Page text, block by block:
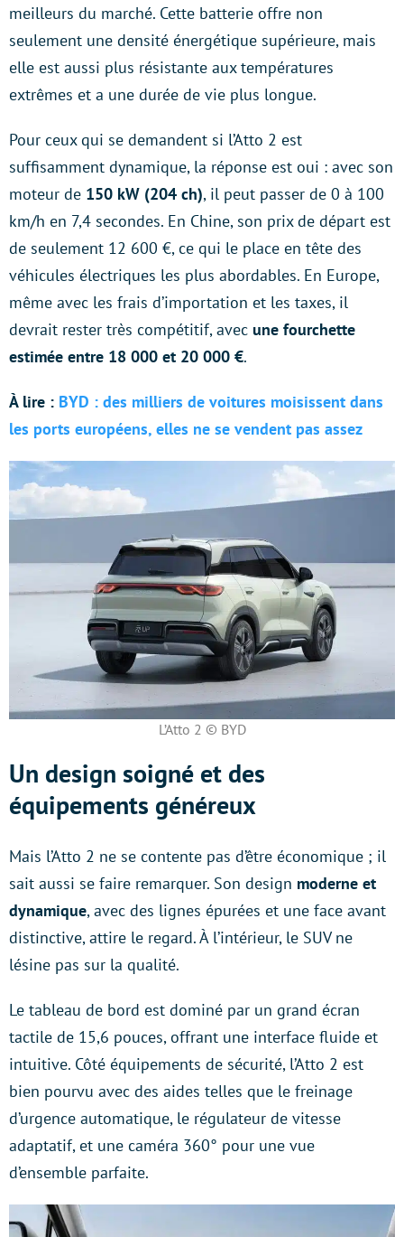
meilleurs du marché. Cette batterie offre non
seulement une densité énergétique supérieure, mais
elle est aussi plus résistante aux températures
extrêmes et a une durée de vie plus longue.
Pour ceux qui se demandent si l’Atto 2 est
suffisamment dynamique, la réponse est oui : avec son
moteur de 150 kW (204 ch), il peut passer de 0 à 100
km/h en 7,4 secondes. En Chine, son prix de départ est
de seulement 12 600 €, ce qui le place en tête des
véhicules électriques les plus abordables. En Europe,
même avec les frais d’importation et les taxes, il
devrait rester très compétitif, avec une fourchette
estimée entre 18 000 et 20 000 €.
À lire : BYD : des milliers de voitures moisissent dans
les ports européens, elles ne se vendent pas assez
L’Atto 2 © BYD
Un design soigné et des
équipements généreux
Mais l’Atto 2 ne se contente pas d’être économique ; il
sait aussi se faire remarquer. Son design moderne et
dynamique, avec des lignes épurées et une face avant
distinctive, attire le regard. À l’intérieur, le SUV ne
lésine pas sur la qualité.
Le tableau de bord est dominé par un grand écran
tactile de 15,6 pouces, offrant une interface fluide et
intuitive. Côté équipements de sécurité, l’Atto 2 est
bien pourvu avec des aides telles que le freinage
d’urgence automatique, le régulateur de vitesse
adaptatif, et une caméra 360° pour une vue
d’ensemble parfaite.